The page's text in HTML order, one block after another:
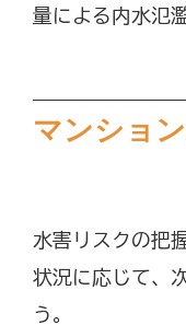
量による内水氾
マンショ
水害リスクの把
状況に応じて、
う。